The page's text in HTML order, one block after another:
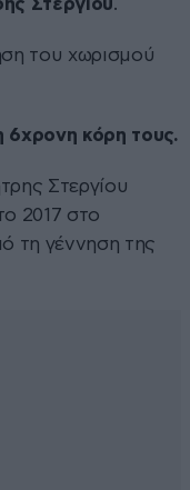
Στεργίου.
του χωρισμού
6χρονη κόρη τους.
Στεργίου
2017 στο
τη γέννηση της